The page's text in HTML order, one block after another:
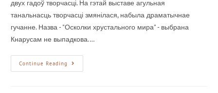
двух гадоў творчасці. На гэтай выставе агульная
танальнасць творчасці змянілася, набыла драматычнае
гучанне. Назва - "Осколки хрустального мира" - выбрана
Кнарусам не выпадкова.…
Continue Reading